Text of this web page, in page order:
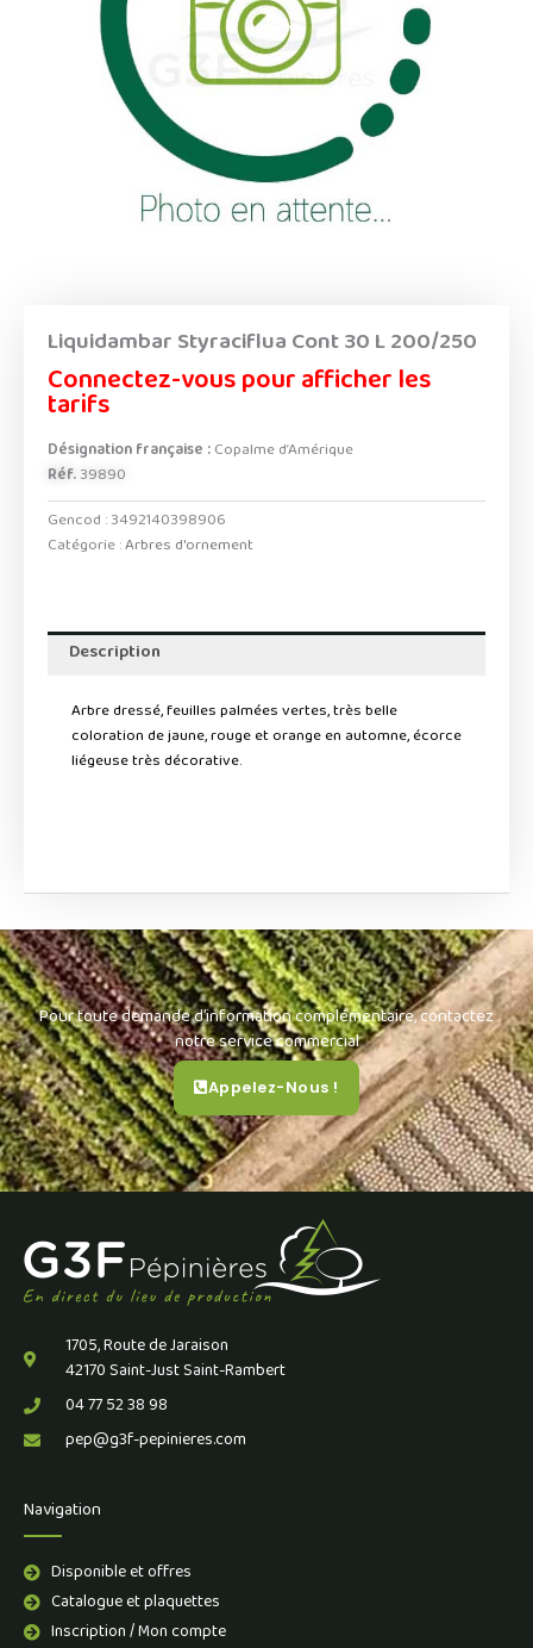
Liquidambar Styraciflua Cont 30 L 200/250
Connectez-vous pour afficher les
tarifs
Désignation française :Copalme d’Amérique
Réf.39890
Gencod :3492140398906
Catégorie :Arbres d'ornement
Description
Arbre dressé, feuilles palmées vertes, très belle
coloration de jaune, rouge et orange en automne, écorce
liégeuse très décorative.
Pour toute demande d’information complémentaire, contactez
notre service commercial
Appelez-Nous !
1705, Route de Jaraison
42170 Saint-Just Saint-Rambert
04 77 52 38 98
pep@g3f-pepinieres.com
Navigation
Disponible et offres
Catalogue et plaquettes
Inscription / Mon compte